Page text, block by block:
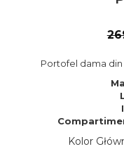
Portofel dama din
Kolor